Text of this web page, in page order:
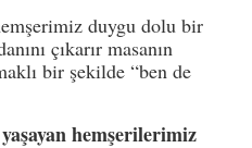
duygu dolu bir
çıkarır masanın
bir şekilde “ben de
hemşerilerimiz